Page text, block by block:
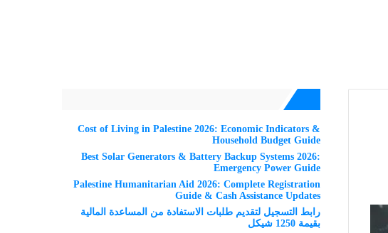
Cost of Living in Palestine 2026: Economic Indicators &
Household Budget Guide
Best Solar Generators & Battery Backup Systems 2026:
Emergency Power Guide
Palestine Humanitarian Aid 2026: Complete Registration
Guide & Cash Assistance Updates
رابط التسجيل لتقديم طلبات الاستفادة من المساعدة المالية
بقيمة 1250 شيكل